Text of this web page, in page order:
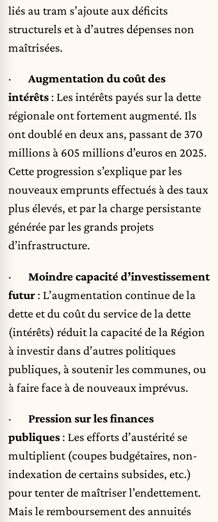
liés au tram s’ajoute aux déficits
structurels et à d’autres dépenses non
maîtrisées.
· Augmentation du coût des
intérêts : Les intérêts payés sur la dette
régionale ont fortement augmenté. Ils
ont doublé en deux ans, passant de 370
millions à 605 millions d’euros en 2025.
Cette progression s’explique par les
nouveaux emprunts effectués à des taux
plus élevés, et par la charge persistante
générée par les grands projets
d’infrastructure.
· Moindre capacité d’investissement
futur : L’augmentation continue de la
dette et du coût du service de la dette
(intérêts) réduit la capacité de la Région
à investir dans d’autres politiques
publiques, à soutenir les communes, ou
à faire face à de nouveaux imprévus.
· Pression sur les finances
publiques : Les efforts d’austérité se
multiplient (coupes budgétaires, non-
indexation de certains subsides, etc.)
pour tenter de maîtriser l’endettement.
Mais le remboursement des annuités